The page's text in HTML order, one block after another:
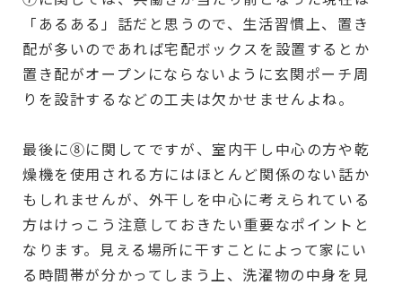
「あるある」話だと思うので、生活習慣上、置き
配が多いのであれば宅配ボックスを設置するとか
置き配がオープンにならないように玄関ポーチ周
りを設計するなどの工夫は欠かせませんよね。
最後に⑧に関してですが、室内干し中心の方や乾
燥機を使用される方にはほとんど関係のない話か
もしれませんが、外干しを中心に考えられている
方はけっこう注意しておきたい重要なポイントと
なります。見える場所に干すことによって家にい
る時間帯が分かってしまう上、洗濯物の中身を見